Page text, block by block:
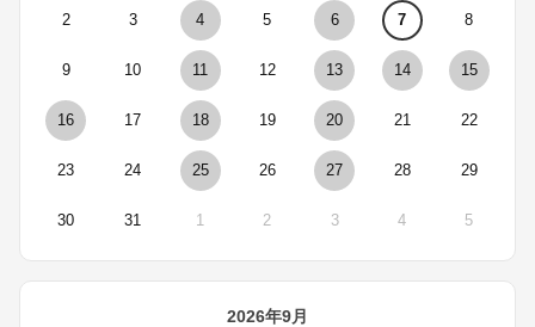
2 3 4 5 6 7 8
9 10 11 12 13 14 15
16 17 18 19 20 21 22
23 24 25 26 27 28 29
30 31 1 2 3 4 5
2026年9月